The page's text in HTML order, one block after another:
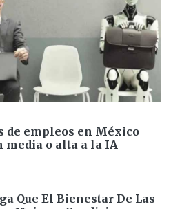
de empleos en México
o alta a la IA
Que El Bienestar De Las